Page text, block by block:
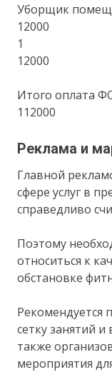
Уборщик
12000
1
12000
Итого оплата
112000
Реклама и
Главной
сфере услуг в
справедливо
Поэтому
относиться к
обстановке
Рекомендуется
сетку занятий
также
мероприятия